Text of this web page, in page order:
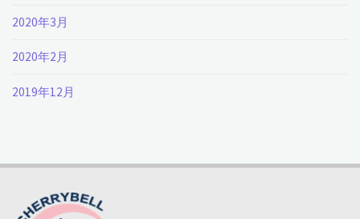
2020年3月
2020年2月
2019年12月